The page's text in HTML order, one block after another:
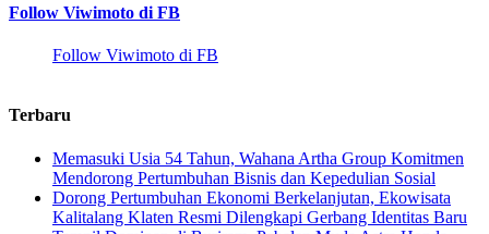
Follow Viwimoto di FB
Follow Viwimoto di FB
Terbaru
Memasuki Usia 54 Tahun, Wahana Artha Group Komitmen
Mendorong Pertumbuhan Bisnis dan Kepedulian Sosial
Dorong Pertumbuhan Ekonomi Berkelanjutan, Ekowisata
Kalitalang Klaten Resmi Dilengkapi Gerbang Identitas Baru